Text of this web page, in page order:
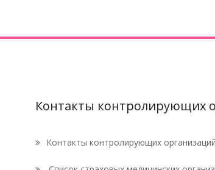
Контакты контролирующих
Контакты контролирующих организаций